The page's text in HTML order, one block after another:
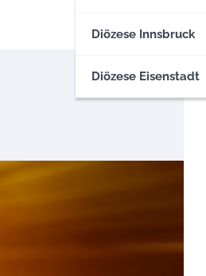
Diözese Innsbruck
Diözese Eisenstadt